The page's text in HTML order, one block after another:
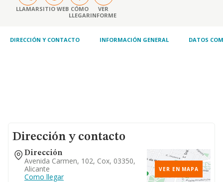
LLAMARSITIO WEB CÓMO
LLEGAR
VER
INFORME
DIRECCIÓN Y CONTACTO INFORMACIÓN GENERAL DATOS
Dirección y contacto
Dirección
Avenida Carmen, 102, Cox, 03350,
Alicante
Como llegar
VER EN MAPA